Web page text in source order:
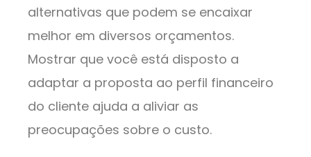
alternativas que podem se encaixar
melhor em diversos orçamentos.
Mostrar que você está disposto a
adaptar a proposta ao perfil financeiro
do cliente ajuda a aliviar as
preocupações sobre o custo.